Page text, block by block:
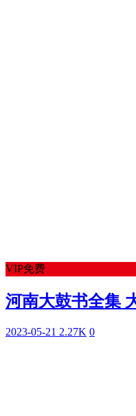
VIP免费
河南大鼓书全集
2023-05-21 2.27K 0